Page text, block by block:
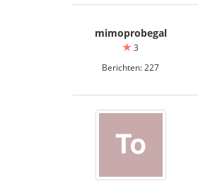
mimoprobegal
3
Berichten: 227